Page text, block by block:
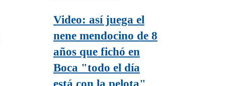
Video: así juega el
nene mendocino de 8
años que fichó en
Boca "todo el día